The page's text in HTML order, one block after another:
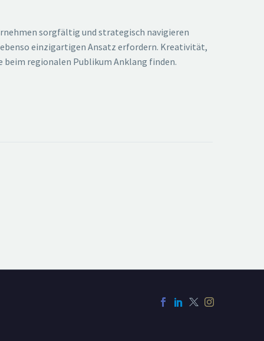
sorgfältig und strategisch navigieren
einzigartigen Ansatz erfordern. Kreativität,
beim regionalen Publikum Anklang finden.